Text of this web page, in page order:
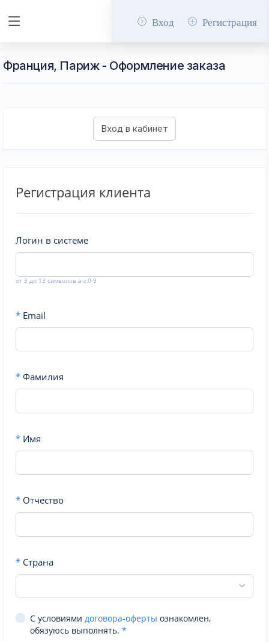
Вход Регистрация
Франция, Париж - Оформление заказа
Регистрация клиента
Логин в системе
от 3 до 13 символов a-z,0-9
* Email
* Фамилия
* Имя
* Отчество
* Страна
С условиями договора-оферты ознакомлен,
обязуюсь выполнять. *